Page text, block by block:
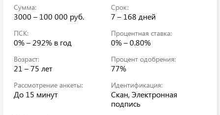
Сумма:
3000 – 100 000 руб.
Срок:
7 – 168 дней
ПСК:
0% – 292% в год
Процентная ставка:
0% – 0.80%
Возраст:
21 – 75 лет
Процент одобрения:
77%
Рассмотрение анкеты:
До 15 минут
Идентификация:
Скан, Электронная
подпись